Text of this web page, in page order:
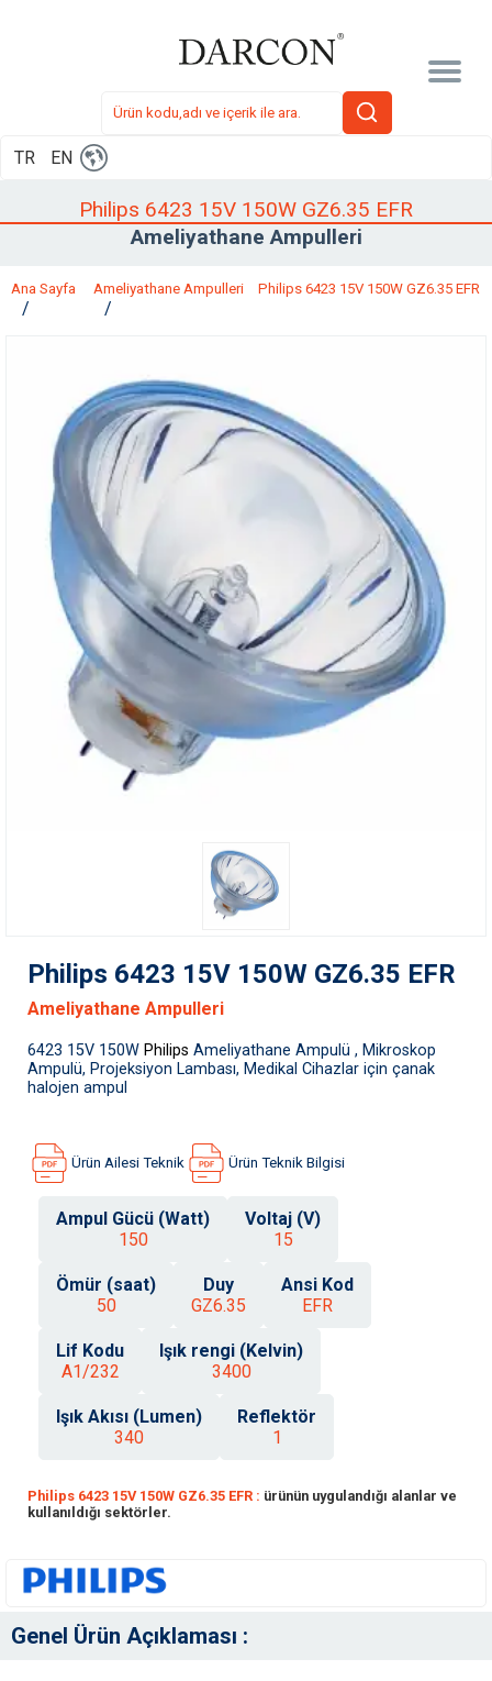
TR EN
Philips 6423 15V 150W GZ6.35 EFR
Ameliyathane Ampulleri
Ana Sayfa Ameliyathane Ampulleri Philips 6423 15V 150W GZ6.35 EFR
Philips 6423 15V 150W GZ6.35 EFR
Ameliyathane Ampulleri
6423 15V 150W Philips Ameliyathane Ampulü , Mikroskop
Ampulü, Projeksiyon Lambası, Medikal Cihazlar için çanak
halojen ampul
Ürün Ailesi Teknik Ürün Teknik Bilgisi
Ampul Gücü (Watt)
150
Voltaj (V)
15
Ömür (saat)
50
Duy
GZ6.35
Ansi Kod
EFR
Lif Kodu
A1/232
Işık rengi (Kelvin)
3400
Işık Akısı (Lumen)
340
Reflektör
1
Philips 6423 15V 150W GZ6.35 EFR : ürünün uygulandığı alanlar ve
kullanıldığı sektörler.
Genel Ürün Açıklaması :